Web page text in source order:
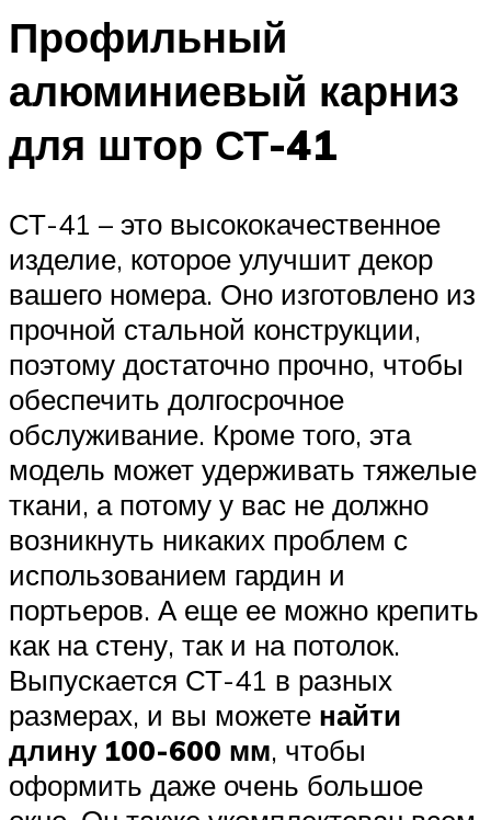
Профильный
алюминиевый карниз
для штор СТ-41
СТ-41 – это высококачественное
изделие, которое улучшит декор
вашего номера. Оно изготовлено из
прочной стальной конструкции,
поэтому достаточно прочно, чтобы
обеспечить долгосрочное
обслуживание. Кроме того, эта
модель может удерживать тяжелые
ткани, а потому у вас не должно
возникнуть никаких проблем с
использованием гардин и
портьеров. А еще ее можно крепить
как на стену, так и на потолок.
Выпускается СТ-41 в разных
размерах, и вы можете найти
длину 100-600 мм, чтобы
оформить даже очень большое